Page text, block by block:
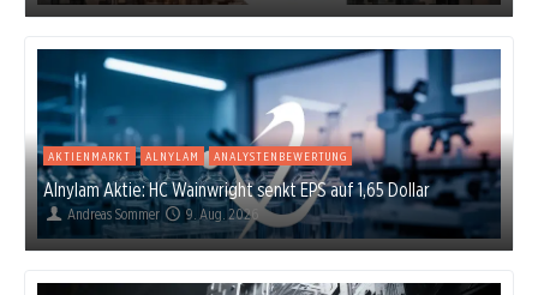
AKTIENMARKT ALNYLAM ANALYSTENBEWERTUNG
Alnylam Aktie: HC Wainwright senkt EPS auf 1,65 Dollar
Andreas Sommer 9. Aug. 2026